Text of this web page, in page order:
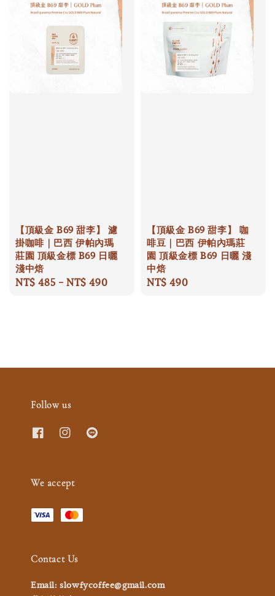
【頂級金 B69 甜李】 濾
掛咖啡｜巴西 伊帕內瑪
莊園 頂級金標 B69 日曬
淺中焙
Regular
NT$ 485 -NT$ 490
【頂級金 B69 甜李】 咖
啡豆｜巴西 伊帕內瑪莊
園 頂級金標 B69 日曬 淺
中焙
Regular
NT$ 490
Follow us
We accept
Contact Us
Email: slowfycoffee@gmail.com